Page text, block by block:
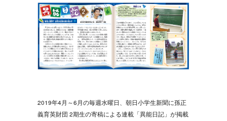
2019年4月～6月の毎週水曜日、朝日小学生新聞に孫正
義育英財団 2期生の寄稿による連載「異能日記」が掲載